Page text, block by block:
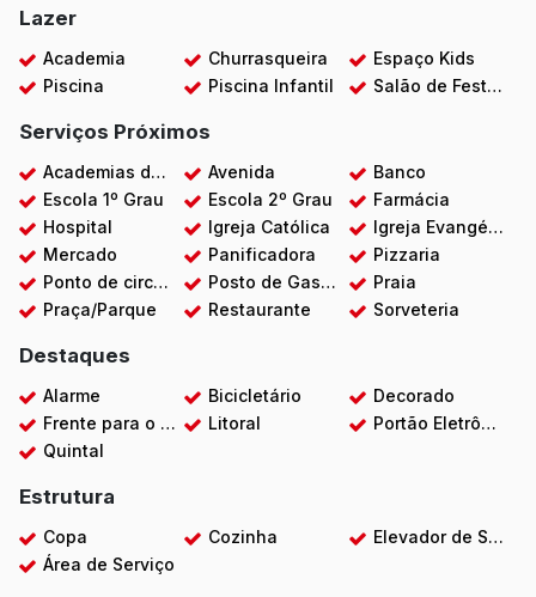
Lazer
Academia Churrasqueira
Espaço Kids
Piscina
Piscina Infantil Salão de Festas
Serviços Próximos
Academias de ginástica Avenida
Banco
Escola 1º Grau
Escola 2º Grau
Farmácia
Hospital
Igreja Católica
Igreja Evangélica
Mercado
Panificadora
Pizzaria
Ponto de circular
Posto de Gasolina
Praia
Praça/Parque
Restaurante Sorveteria
Destaques
Alarme Bicicletário
Decorado
Frente para o Mar
Litoral
Portão Eletrônico
Quintal
Estrutura
Copa Cozinha
Elevador de Serviço
Área de Serviço